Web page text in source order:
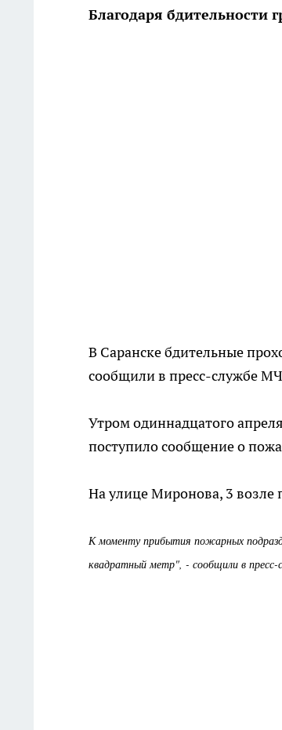
Благодаря бдительности
В Саранске бдительные
сообщили в пресс-службе
Утром одиннадцатого апреля
поступило сообщение о
На улице Миронова, 3 возле
К моменту прибытия пожарных
квадратный метр", - сообщили в